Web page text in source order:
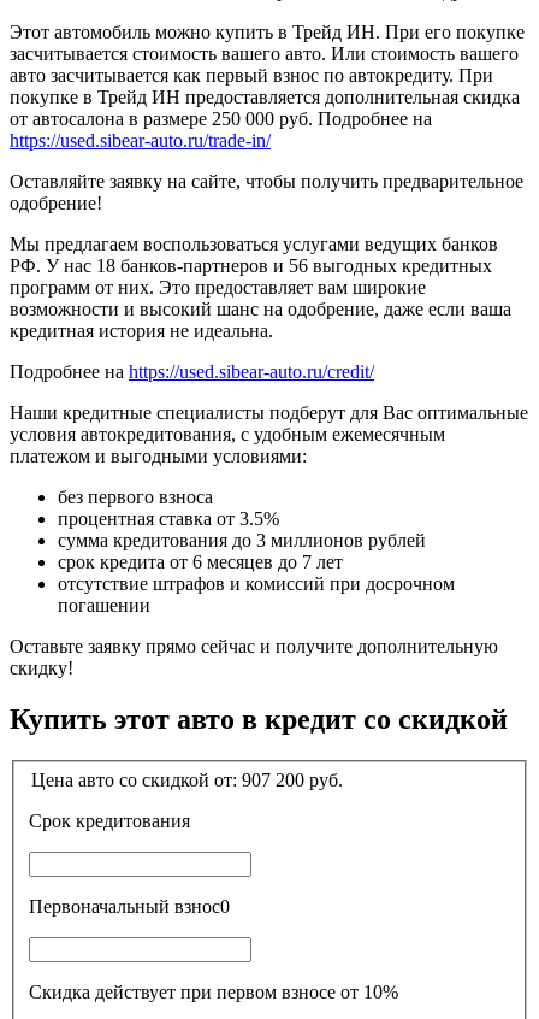
Этот автомобиль можно купить в Трейд ИН. При его покупке
засчитывается стоимость вашего авто. Или стоимость вашего
авто засчитывается как первый взнос по автокредиту. При
покупке в Трейд ИН предоставляется дополнительная скидка
от автосалона в размере 250 000 руб. Подробнее на
https://used.sibear-auto.ru/trade-in/
Оставляйте заявку на сайте, чтобы получить предварительное
одобрение!
Мы предлагаем воспользоваться услугами ведущих банков
РФ. У нас 18 банков-партнеров и 56 выгодных кредитных
программ от них. Это предоставляет вам широкие
возможности и высокий шанс на одобрение, даже если ваша
кредитная история не идеальна.
Подробнее на https://used.sibear-auto.ru/credit/
Наши кредитные специалисты подберут для Вас оптимальные
условия автокредитования, с удобным ежемесячным
платежом и выгодными условиями:
без первого взноса
процентная ставка от 3.5%
сумма кредитования до 3 миллионов рублей
срок кредита от 6 месяцев до 7 лет
отсутствие штрафов и комиссий при досрочном
погашении
Оставьте заявку прямо сейчас и получите дополнительную
скидку!
Купить этот авто в кредит со скидкой
Цена авто со скидкой от: 907 200 руб.
Срок кредитования
Первоначальный взнос0
Скидка действует при первом взносе от 10%